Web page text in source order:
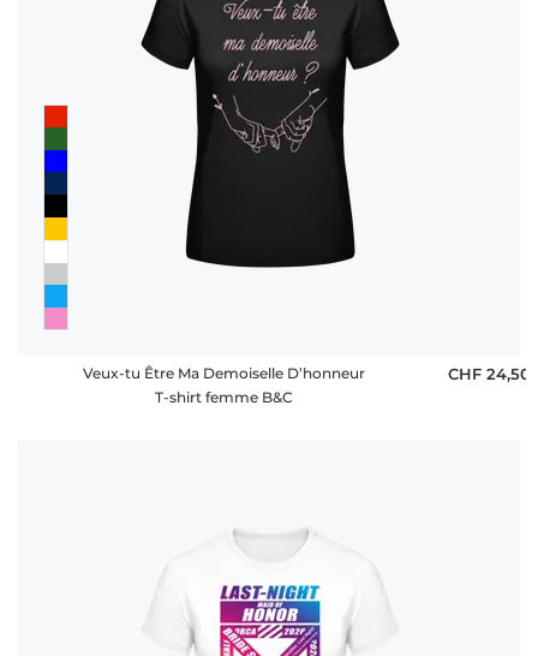
Veux-tu Être Ma Demoiselle D’honneur
T-shirt femme B&C
CHF 24,50